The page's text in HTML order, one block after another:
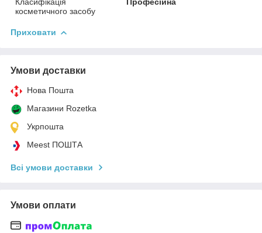
косметичного засобу
Приховати
Умови доставки
Нова Пошта
Магазини Rozetka
Укрпошта
Meest ПОШТА
Всі умови доставки
Умови оплати